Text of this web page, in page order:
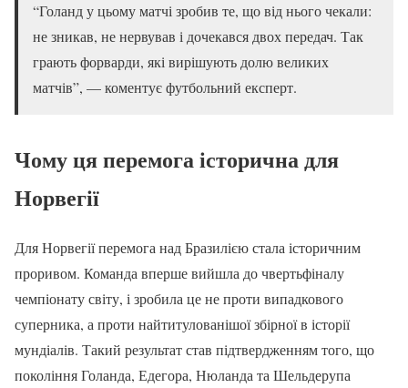
“Голанд у цьому матчі зробив те, що від нього чекали:
не зникав, не нервував і дочекався двох передач. Так
грають форварди, які вирішують долю великих
матчів”, — коментує футбольний експерт.
Чому ця перемога історична для
Норвегії
Для Норвегії перемога над Бразилією стала історичним
проривом. Команда вперше вийшла до чвертьфіналу
чемпіонату світу, і зробила це не проти випадкового
суперника, а проти найтитулованішої збірної в історії
мундіалів. Такий результат став підтвердженням того, що
покоління Голанда, Едегора, Нюланда та Шельдерупа